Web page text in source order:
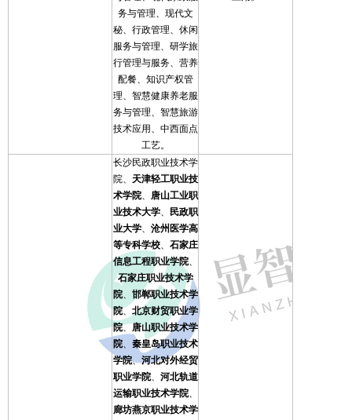
务与管理、现代文
秘、行政管理、休闲
服务与管理、研学旅
行管理与服务、营养
配餐、知识产权管
理、智慧健康养老服
务与管理、智慧旅游
技术应用、中西面点
工艺。
长沙民政职业技术学
院、
天津轻工职业技
术学院、
唐山工业职
业技术大学、
民政职
业大学、 沧州医学高
等专科学校、 石家庄
信息工程职业学院、
石家庄职业技术学
院、 邯郸职业技术学
院、 北京财贸职业学
院、 唐山职业技术学
院、 秦皇岛职业技术
学院、河北对外经贸
职业学院、 河北轨道
运输职业技术学院、
廊坊燕京职业技术学